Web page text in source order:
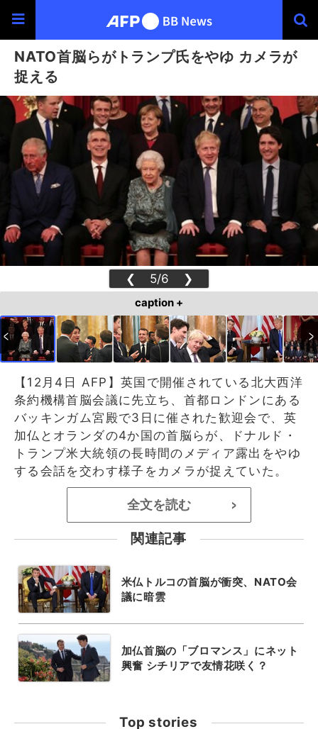
NATO首脳らがトランプ氏をやゆ カメラが
捉える
❮ 5/6 ❯
caption +
【12月4日 AFP】英国で開催されている北大西洋
条約機構首脳会議に先立ち、首都ロンドンにある
バッキンガム宮殿で3日に催された歓迎会で、英
加仏とオランダの4か国の首脳らが、ドナルド・
トランプ米大統領の長時間のメディア露出をやゆ
する会話を交わす様子をカメラが捉えていた。
全文を読む >
関連記事
米仏トルコの首脳が衝突、NATO会
議に暗雲
加仏首脳の「ブロマンス」にネット
興奮 シチリアで友情花咲く？
Top stories